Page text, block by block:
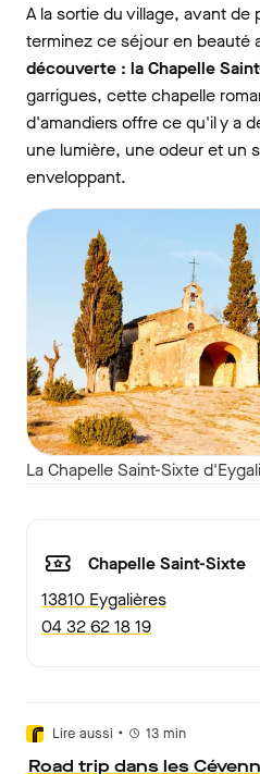
A la sortie du village, avant de
terminez ce séjour en beauté
découverte : la Chapelle
garrigues, cette chapelle
d'amandiers offre ce qu'il y a
une lumière, une odeur et un
enveloppant.
La Chapelle Saint-Sixte
Chapelle Saint-Sixte
13810 Eygalières
04 32 62 18 19
Lire aussi • 13 min
Road trip dans les